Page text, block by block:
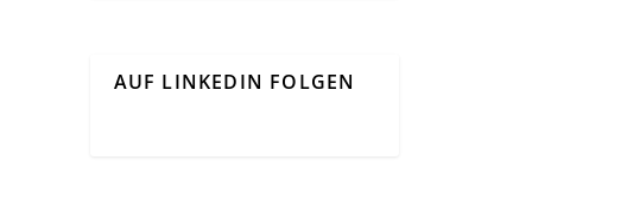
AUF LINKEDIN FOLGEN